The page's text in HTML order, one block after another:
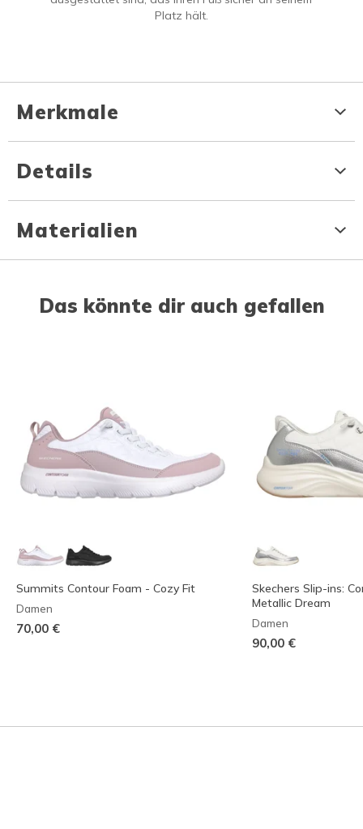
Platz hält.
Merkmale
Details
Materialien
Das könnte dir auch gefallen
Summits Contour Foam - Cozy Fit
Damen
70,00 €
Skechers Slip-ins:
Metallic Dream
Damen
90,00 €